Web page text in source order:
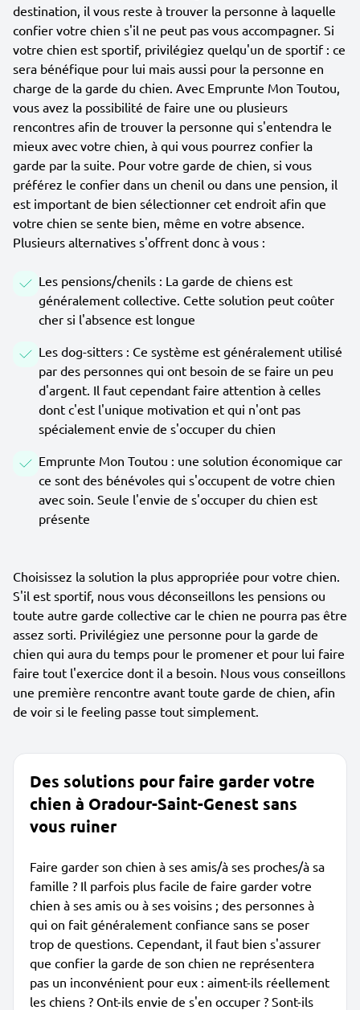
destination, il vous reste à trouver la personne à laquelle
confier votre chien s'il ne peut pas vous accompagner. Si
votre chien est sportif, privilégiez quelqu'un de sportif : ce
sera bénéfique pour lui mais aussi pour la personne en
charge de la garde du chien. Avec Emprunte Mon Toutou,
vous avez la possibilité de faire une ou plusieurs
rencontres afin de trouver la personne qui s'entendra le
mieux avec votre chien, à qui vous pourrez confier la
garde par la suite. Pour votre garde de chien, si vous
préférez le confier dans un chenil ou dans une pension, il
est important de bien sélectionner cet endroit afin que
votre chien se sente bien, même en votre absence.
Plusieurs alternatives s'offrent donc à vous :
Les pensions/chenils : La garde de chiens est
généralement collective. Cette solution peut coûter
cher si l'absence est longue
Les dog-sitters : Ce système est généralement utilisé
par des personnes qui ont besoin de se faire un peu
d'argent. Il faut cependant faire attention à celles
dont c'est l'unique motivation et qui n'ont pas
spécialement envie de s'occuper du chien
Emprunte Mon Toutou : une solution économique car
ce sont des bénévoles qui s'occupent de votre chien
avec soin. Seule l'envie de s'occuper du chien est
présente
Choisissez la solution la plus appropriée pour votre chien.
S'il est sportif, nous vous déconseillons les pensions ou
toute autre garde collective car le chien ne pourra pas être
assez sorti. Privilégiez une personne pour la garde de
chien qui aura du temps pour le promener et pour lui faire
faire tout l'exercice dont il a besoin. Nous vous conseillons
une première rencontre avant toute garde de chien, afin
de voir si le feeling passe tout simplement.
Des solutions pour faire garder votre
chien à Oradour-Saint-Genest sans
vous ruiner
Faire garder son chien à ses amis/à ses proches/à sa
famille ? Il parfois plus facile de faire garder votre
chien à ses amis ou à ses voisins ; des personnes à
qui on fait généralement confiance sans se poser
trop de questions. Cependant, il faut bien s'assurer
que confier la garde de son chien ne représentera
pas un inconvénient pour eux : aiment-ils réellement
les chiens ? Ont-ils envie de s'en occuper ? Sont-ils